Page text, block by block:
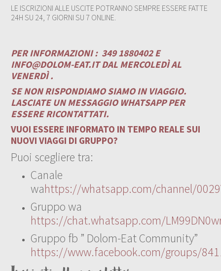
LE ISCRIZIONI ALLE USCITE POTRANNO SEMPRE ESSERE FATTE
24H SU 24, 7 GIORNI SU 7 ONLINE.
PER INFORMAZIONI : 349 1880402 E
INFO@DOLOM-EAT.ITDAL MERCOLEDÌ AL
VENERDÌ .
SE NON RISPONDIAMO SIAMO IN VIAGGIO.
LASCIATE UN MESSAGGIO WHATSAPP PER
ESSERE RICONTATTATI.
VUOI ESSERE INFORMATO IN TEMPO REALE SUI
NUOVI VIAGGI DI GRUPPO?
Puoi scegliere tra:
Canale
wahttps://whatsapp.com/channel/
Gruppo wa
https://chat.whatsapp.com/
Gruppo fb ” Dolom-Eat Community”
https://www.facebook.com/groups/